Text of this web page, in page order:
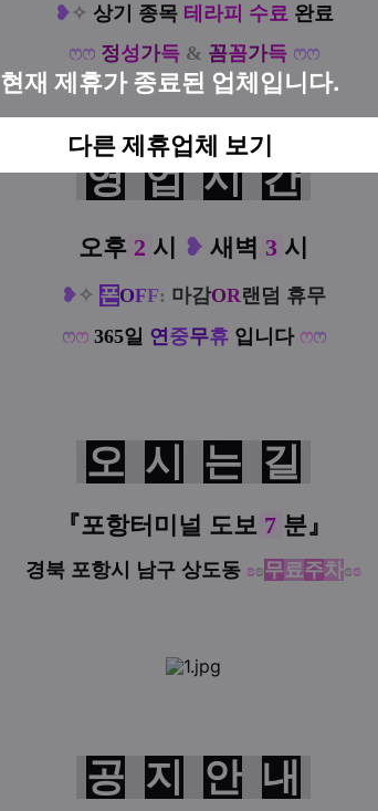
현재 제휴가 종료된 업체입니다.
다른 제휴업체 보기
❥ ✧ 상기 종목 테라피 수료 완료
ෆෆ 정성가득 & 꼼꼼가득 ෆෆ
영 업 시 간
오후 2 시 ❥ 새벽 3 시
❥ ✧ 폰OFF: 마감OR랜덤 휴무
ෆෆ365일 연 중무휴입니다 ෆෆ
오 시 는 길
『포항터미널 도보 7 분』
경북 포항시 남구 상도동 ʚʚ무료주차ɞɞ
공 지 안 내